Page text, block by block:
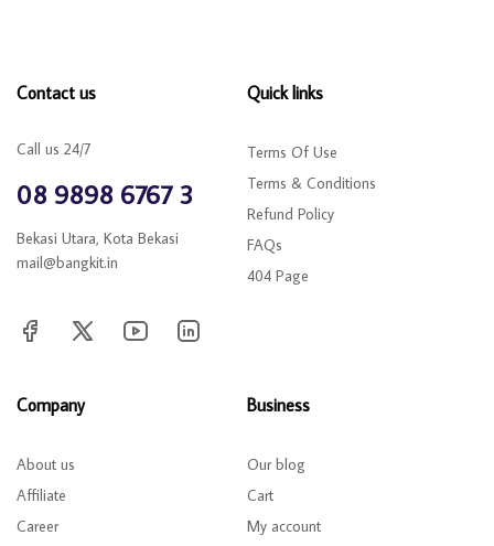
Contact us
Call us 24/7
08 9898 6767 3
Bekasi Utara, Kota Bekasi
mail@bangkit.in
Quick links
Terms Of Use
Terms & Conditions
Refund Policy
FAQs
404 Page
Company
About us
Affiliate
Career
Business
Our blog
Cart
My account